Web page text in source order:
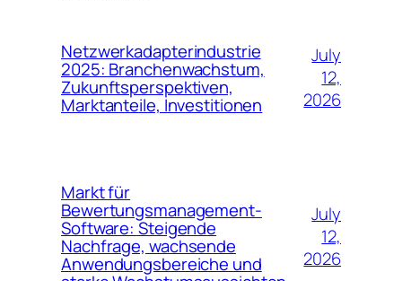
Netzwerkadapterindustrie
2025: Branchenwachstum,
Zukunftsperspektiven,
Marktanteile, Investitionen
July
12,
2026
Markt für
Bewertungsmanagement-
Software: Steigende
Nachfrage, wachsende
Anwendungsbereiche und
July
12,
2026